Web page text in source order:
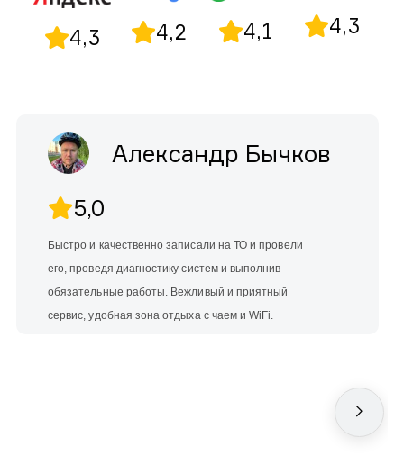
4,3 4,2 4,1 4,3
Александр Бычков
5,0
Быстро и качественно записали на ТО и провели
его, проведя диагностику систем и выполнив
обязательные работы. Вежливый и приятный
сервис, удобная зона отдыха с чаем и WiFi.